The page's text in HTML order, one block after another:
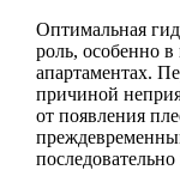
Оптимальная
роль, особенно
апартаментах.
причиной
от появления